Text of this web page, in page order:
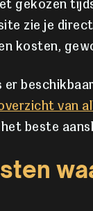
gekozen
zie je
kosten,
er
van
beste